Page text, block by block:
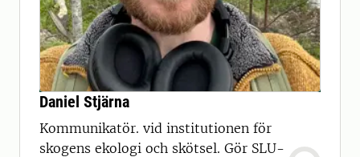
Daniel Stjärna
Kommunikatör. vid institutionen för
skogens ekologi och skötsel. Gör SLU-